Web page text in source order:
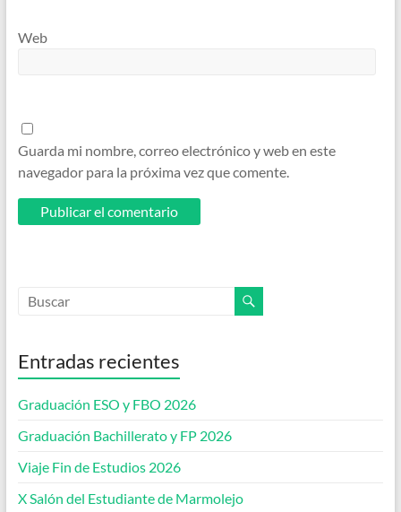
Web
Guarda mi nombre, correo electrónico y web en este
navegador para la próxima vez que comente.
Entradas recientes
Graduación ESO y FBO 2026
Graduación Bachillerato y FP 2026
Viaje Fin de Estudios 2026
X Salón del Estudiante de Marmolejo